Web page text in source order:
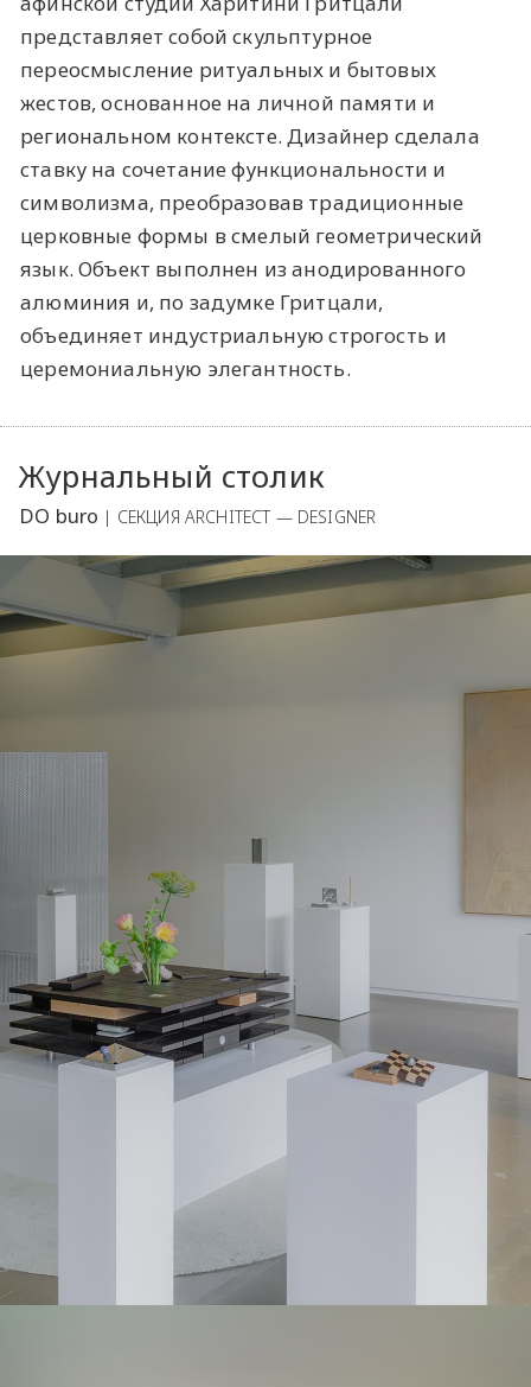
представляет собой скульптурное
переосмысление ритуальных и бытовых
жестов, основанное на личной памяти и
региональном контексте. Дизайнер сделала
ставку на сочетание функциональности и
символизма, преобразовав традиционные
церковные формы в смелый геометрический
язык. Объект выполнен из анодированного
алюминия и, по задумке Гритцали,
объединяет индустриальную строгость и
церемониальную элегантность.
Журнальный столик
DO buro | СЕКЦИЯ ARCHITECT — DESIGNER